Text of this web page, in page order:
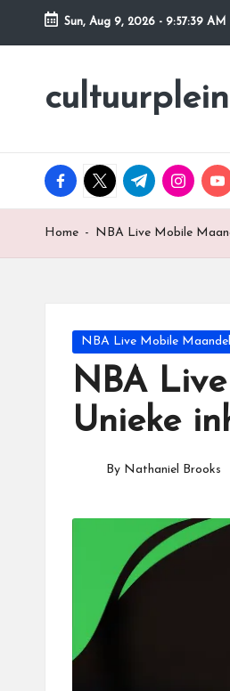
Skip
content
Sun, Aug 9, 2026 - 9:57:40 AM
facebook.com
twitter.com
t.me
Home - NBA Live Mobile
Posted
in
NBA Live Mobile
NBA
Unieke
By Nathaniel Brooks